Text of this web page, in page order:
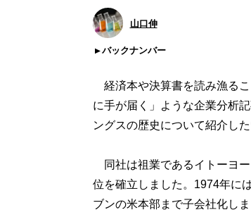
山口伸
バックナンバー
経済本や決算書を読み漁る
に手が届く」ような企業分析
ングスの歴史について紹介した
同社は祖業であるイトーヨ
位を確立しました。1974年に
ブンの米本部まで子会社化し